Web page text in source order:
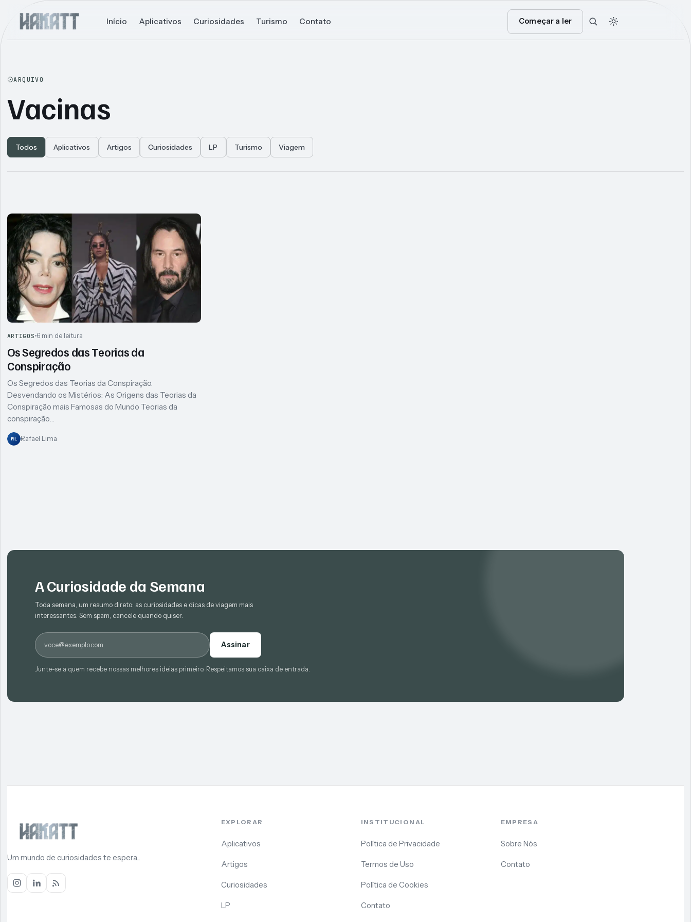
Início Aplicativos Curiosidades Turismo Contato Começar a ler
ARQUIVO
Vacinas
Todos Aplicativos Artigos Curiosidades LP Turismo Viagem
Articles
ARTIGOS 6 min de leitura
Os Segredos das Teorias da
Conspiração
Os Segredos das Teorias da Conspiração.
Desvendando os Mistérios: As Origens das Teorias da
Conspiração mais Famosas do Mundo Teorias da
conspiração…
RL Rafael Lima
A Curiosidade da Semana
Toda semana, um resumo direto: as curiosidades e dicas de viagem mais
interessantes. Sem spam, cancele quando quiser.
E-mail
Assinar
Junte-se a quem recebe nossas melhores ideias primeiro. Respeitamos sua caixa de entrada.
Um mundo de curiosidades te espera...
EXPLORAR
Aplicativos
Artigos
Curiosidades
LP
INSTITUCIONAL
Política de Privacidade
Termos de Uso
Política de Cookies
Contato
EMPRESA
Sobre Nós
Contato